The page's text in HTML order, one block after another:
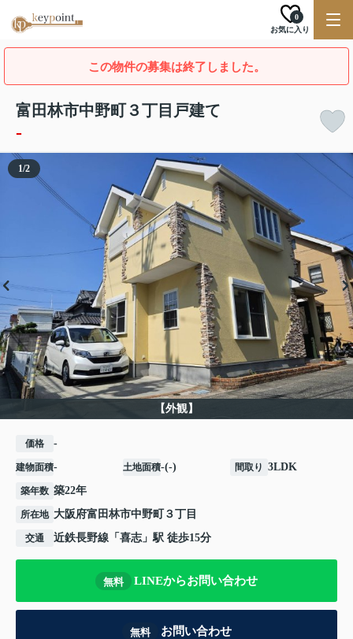
お気に入り
0
この物件の募集は終了しました。
富田林市中野町３丁目戸建て
-
【外観】
1/2
価格 -
建物面積- 土地面積-(-) 間取り 3LDK
築年数 築22年
所在地 大阪府富田林市中野町 ３丁目
交通 近鉄長野線 「 喜志」駅 徒歩15分
無料 LINEからお問い合わせ
無料 お問い合わせ